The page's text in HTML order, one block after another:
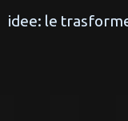
idee: le